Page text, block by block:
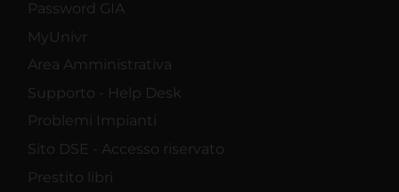
Password GIA
MyUnivr
Area Amministrativa
Supporto - Help Desk
Problemi Impianti
Sito DSE - Accesso riservato
Prestito libri